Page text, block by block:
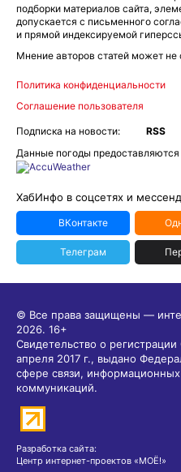
подборки материалов сайта,
допускается с письменного
и прямой индексируемой
Мнение авторов статей может не
Политика конфиденциальности
Соглашение пользователя
Подписка на новости:
RSS
Данные погоды
ХабИнфо в соцсетях и
ВКонтакте
Телеграм
© Все права защищены —
2026. 16+
Свидетельство о
апреля 2017 г., выдано
сфере связи,
коммуникаций.
Разработка сайта:
Центр интернет-проектов «МОЁ!»